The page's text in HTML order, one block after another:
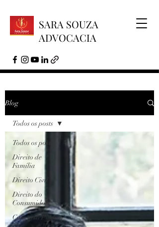
SARA SOUZA
ADVOCACIA
Blog
Todos os posts
Direito de
Família
Direito Civil
Direito do
Consumidor
Concurso Público
Todos os posts